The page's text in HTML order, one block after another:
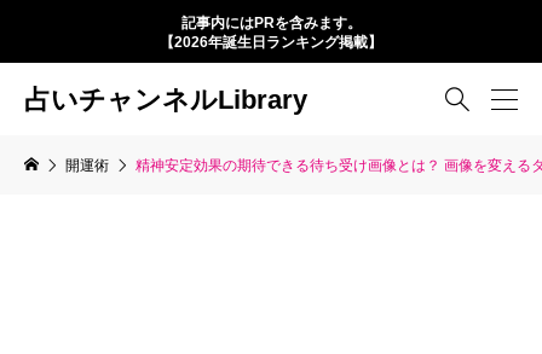
記事内にはPRを含みます。
【2026年誕生日ランキング掲載】
占いチャンネルLibrary 
開運術 精神安定効果の期待できる待ち受け画像とは？ 画像を変える